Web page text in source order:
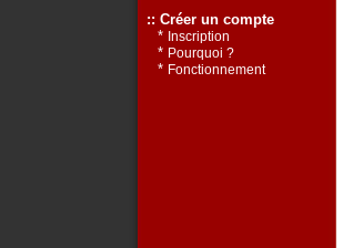
:: Créer un compte
* Inscription
* Pourquoi ?
* Fonctionnement